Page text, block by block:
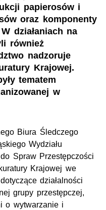
papierosów i
oraz komponenty
działaniach na
również
nadzoruje
Krajowej.
tematem
w
Biura Śledczego
Wydziału
Spraw Przestępczości
Krajowej we
działalności
grupy przestępczej,
o wytwarzanie i